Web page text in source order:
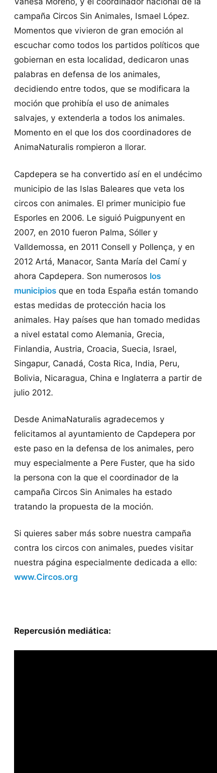
campaña Circos Sin Animales, Ismael López.
Momentos que vivieron de gran emoción al
escuchar como todos los partidos políticos que
gobiernan en esta localidad, dedicaron unas
palabras en defensa de los animales,
decidiendo entre todos, que se modificara la
moción que prohibía el uso de animales
salvajes, y extenderla a todos los animales.
Momento en el que los dos coordinadores de
AnimaNaturalis rompieron a llorar.
Capdepera se ha convertido así en el undécimo
municipio de las Islas Baleares que veta los
circos con animales. El primer municipio fue
Esporles en 2006. Le siguió Puigpunyent en
2007, en 2010 fueron Palma, Sóller y
Valldemossa, en 2011 Consell y Pollença, y en
2012 Artá, Manacor, Santa María del Camí y
ahora Capdepera. Son numerosos los
municipiosque en toda España están tomando
estas medidas de protección hacia los
animales. Hay países que han tomado medidas
a nivel estatal como Alemania, Grecia,
Finlandia, Austria, Croacia, Suecia, Israel,
Singapur, Canadá, Costa Rica, India, Peru,
Bolivia, Nicaragua, China e Inglaterra a partir de
julio 2012.
Desde AnimaNaturalis agradecemos y
felicitamos al ayuntamiento de Capdepera por
este paso en la defensa de los animales, pero
muy especialmente a Pere Fuster, que ha sido
la persona con la que el coordinador de la
campaña Circos Sin Animales ha estado
tratando la propuesta de la moción.
Si quieres saber más sobre nuestra campaña
contra los circos con animales, puedes visitar
nuestra página especialmente dedicada a ello:
www.Circos.org
Repercusión mediática: